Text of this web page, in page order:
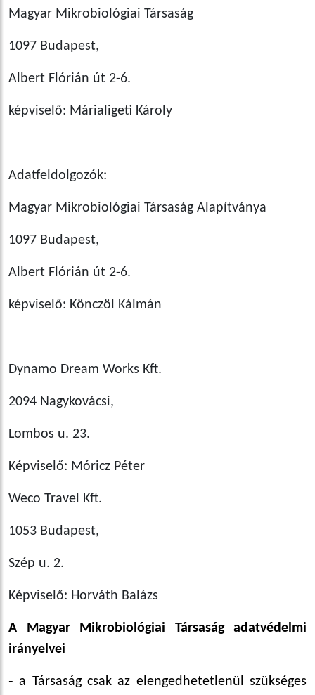
Magyar Mikrobiológiai Társaság
1097 Budapest,
Albert Flórián út 2-6.
képviselő: Márialigeti Károly
Adatfeldolgozók:
Magyar Mikrobiológiai Társaság Alapítványa
1097 Budapest,
Albert Flórián út 2-6.
képviselő: Könczöl Kálmán
Dynamo Dream Works Kft.
2094 Nagykovácsi,
Lombos u. 23.
Képviselő: Móricz Péter
Weco Travel Kft.
1053 Budapest,
Szép u. 2.
Képviselő: Horváth Balázs
A Magyar Mikrobiológiai Társaság adatvédelmi
irányelvei
‑ a Társaság csak az elengedhetetlenül szükséges